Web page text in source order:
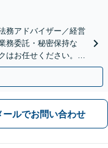
務アドバイザー／経営
務委託・秘密保持な
はお任せください。困
夜間相談可】
ールでお問い合わせ